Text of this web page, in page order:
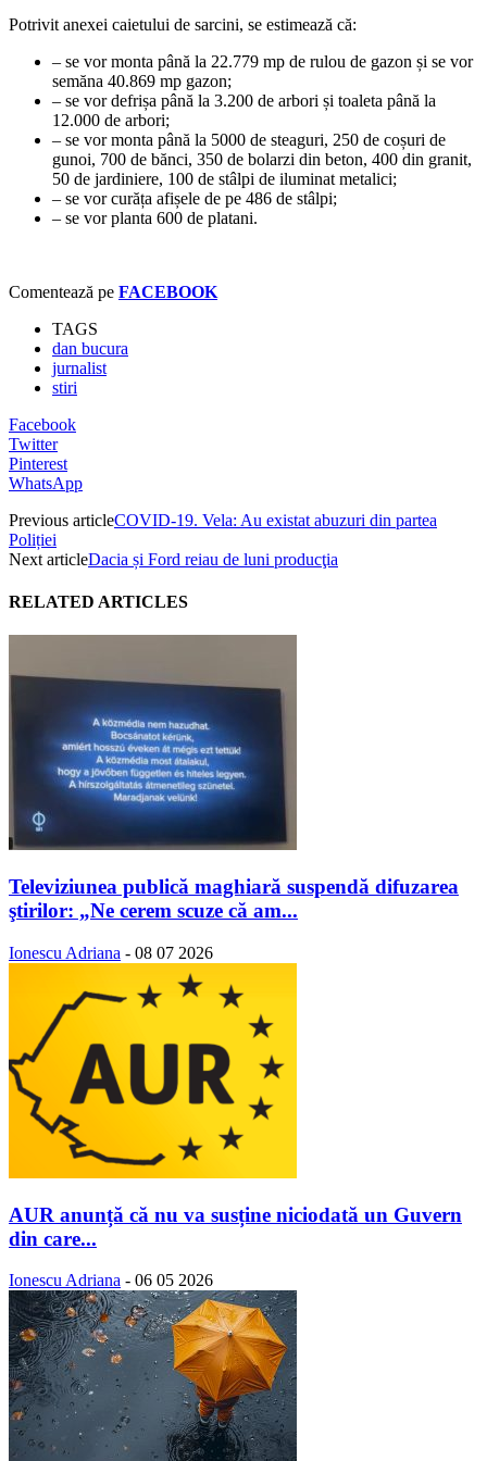
Potrivit anexei caietului de sarcini, se estimează că:
– se vor monta până la 22.779 mp de rulou de gazon și se vor
semăna 40.869 mp gazon;
– se vor defrișa până la 3.200 de arbori și toaleta până la
12.000 de arbori;
– se vor monta până la 5000 de steaguri, 250 de coșuri de
gunoi, 700 de bănci, 350 de bolarzi din beton, 400 din granit,
50 de jardiniere, 100 de stâlpi de iluminat metalici;
– se vor curăța afișele de pe 486 de stâlpi;
– se vor planta 600 de platani.
Comentează pe FACEBOOK
TAGS
dan bucura
jurnalist
stiri
Facebook
Twitter
Pinterest
WhatsApp
Previous articleCOVID-19. Vela: Au existat abuzuri din partea
Poliției
Next articleDacia și Ford reiau de luni producţia
RELATED ARTICLES
Televiziunea publică maghiară suspendă difuzarea
ştirilor: „Ne cerem scuze că am...
Ionescu Adriana - 08 07 2026
AUR anunță că nu va susține niciodată un Guvern
din care...
Ionescu Adriana - 06 05 2026